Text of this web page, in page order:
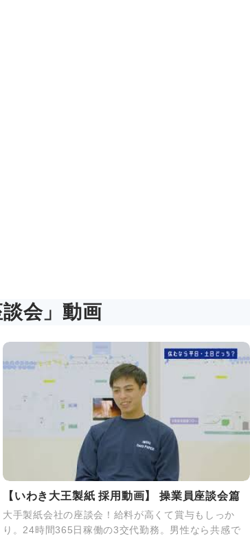
会」動画
【いわき大王製紙 採用動画】 操業員座談会篇
大手製紙会社の座談会！給料が高くて賞与もしっか
り。24時間365日稼働の3交代勤務。男性なら共感で